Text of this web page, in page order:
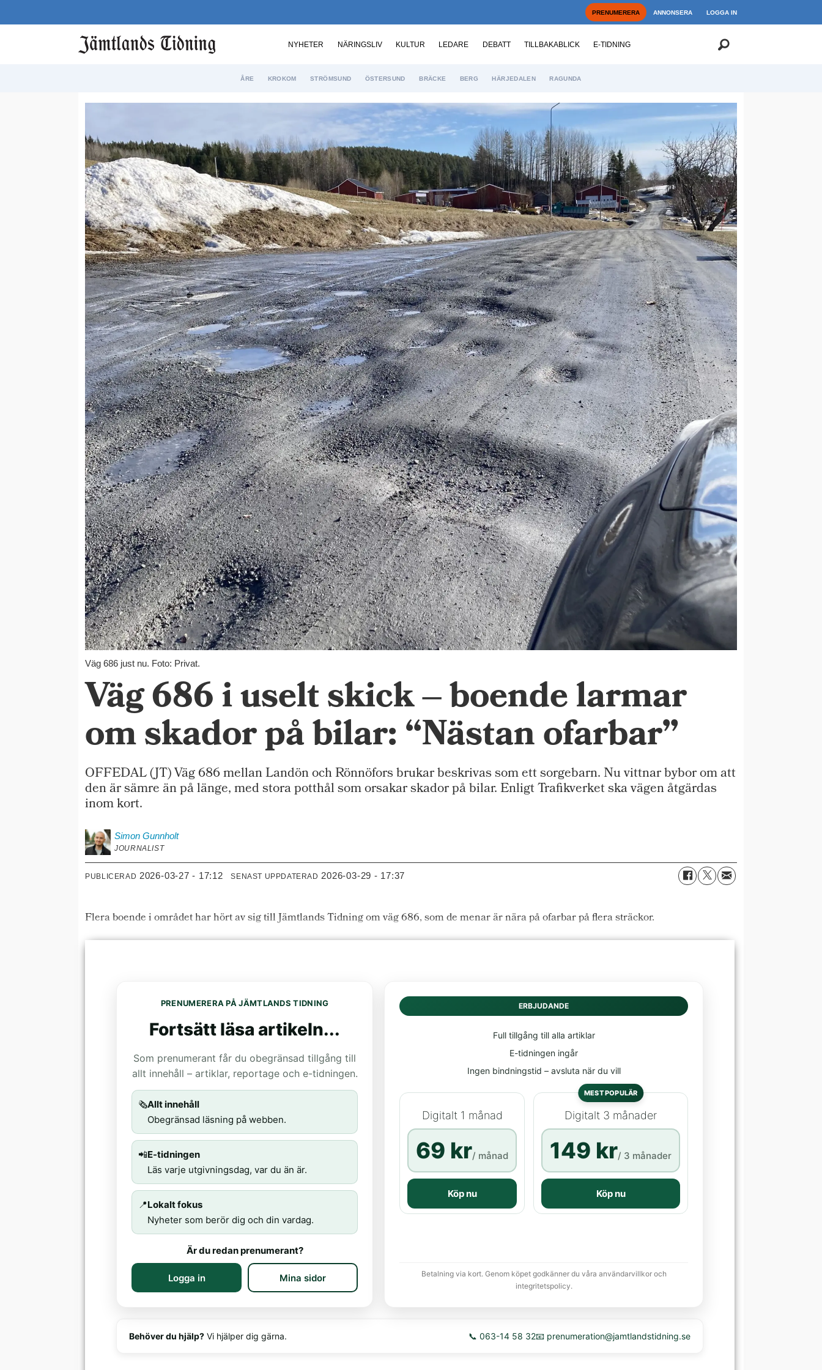
PRENUMERERA ANNONSERA LOGGA IN
NYHETER NÄRINGSLIV KULTUR LEDARE DEBATT TILLBAKABLICK E-TIDNING
ÅRE KROKOM STRÖMSUND ÖSTERSUND BRÄCKE BERG HÄRJEDALEN RAGUNDA
Väg 686 just nu. Foto: Privat.
Väg 686 i uselt skick – boende larmar
om skador på bilar: “Nästan ofarbar”
OFFEDAL (JT) Väg 686 mellan Landön och Rönnöfors brukar beskrivas som ett sorgebarn. Nu vittnar bybor om att
den är sämre än på länge, med stora potthål som orsakar skador på bilar. Enligt Trafikverket ska vägen åtgärdas
inom kort.
Simon Gunnholt
JOURNALIST
PUBLICERAD 2026-03-27 - 17:12 SENAST UPPDATERAD 2026-03-29 - 17:37
Flera boende i området har hört av sig till Jämtlands Tidning om väg 686, som de menar är nära på ofarbar på flera sträckor.
PRENUMERERA PÅ JÄMTLANDS TIDNING
Fortsätt läsa artikeln...
Som prenumerant får du obegränsad tillgång till
allt innehåll – artiklar, reportage och e-tidningen.
🗞️Allt innehåll
Obegränsad läsning på webben.
📲E-tidningen
Läs varje utgivningsdag, var du än är.
📍Lokalt fokus
Nyheter som berör dig och din vardag.
Är du redan prenumerant?
Logga in Mina sidor
ERBJUDANDE
Full tillgång till alla artiklar
E-tidningen ingår
Ingen bindningstid – avsluta när du vill
Digitalt 1 månad
69 kr/ månad
Köp nu
MEST POPULÄR
Digitalt 3 månader
149 kr/ 3 månader
Köp nu
Betalning via kort. Genom köpet godkänner du våra användarvillkor och
integritetspolicy.
Behöver du hjälp? Vi hjälper dig gärna. 📞 063-14 58 32📧 prenumeration@jamtlandstidning.se